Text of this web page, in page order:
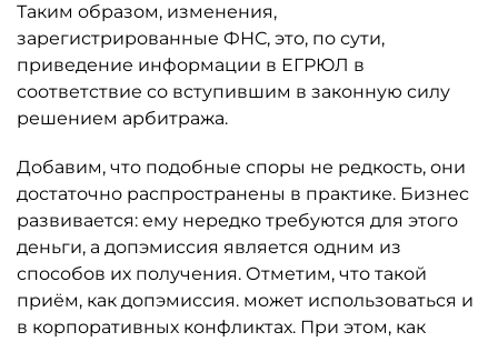
Таким образом, изменения,
зарегистрированные ФНС, это, по сути,
приведение информации в ЕГРЮЛ в
соответствие со вступившим в законную силу
решением арбитража.
Добавим, что подобные споры не редкость, они
достаточно распространены в практике. Бизнес
развивается: ему нередко требуются для этого
деньги, а допэмиссия является одним из
способов их получения. Отметим, что такой
приём, как допэмиссия. может использоваться и
в корпоративных конфликтах. При этом, как